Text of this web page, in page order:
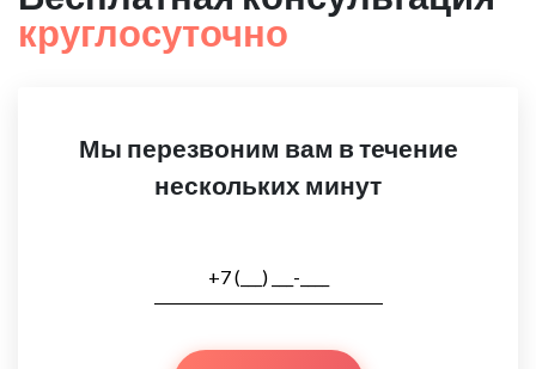
круглосуточно
Мы перезвоним вам в течение
нескольких минут